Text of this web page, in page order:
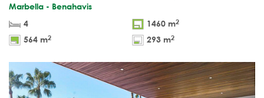
Marbella - Benahavis
4
1460 m2
564 m2 293 m2